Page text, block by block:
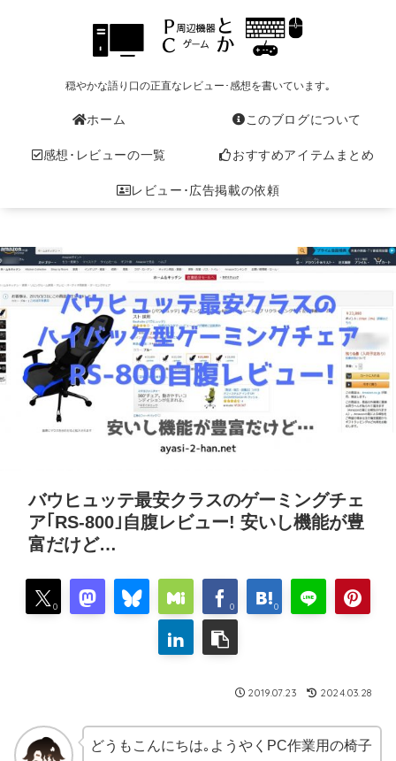
穏やかな語り口の正直なレビュー･感想を書いています｡
ホーム このブログについて
感想･レビューの一覧 おすすめアイテムまとめ
レビュー･広告掲載の依頼
バウヒュッテ最安クラスのゲーミングチェ
ア｢RS-800｣自腹レビュー! 安いし機能が豊
富だけど…
0 0 0
2019.07.23 2024.03.28
どうもこんにちは｡ようやくPC作業用の椅子